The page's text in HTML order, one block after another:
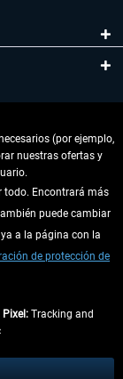
(por ejemplo,
nuestras ofertas y
todo. Encontrará más
puede cambiar
a la página con la
de protección de
Pixel: Tracking and